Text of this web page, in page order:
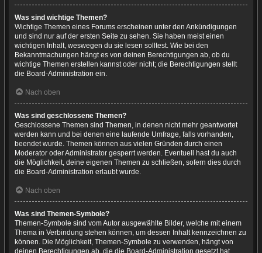
Was sind wichtige Themen?
Wichtige Themen eines Forums erscheinen unter den Ankündigungen
und sind nur auf der ersten Seite zu sehen. Sie haben meist einen
wichtigen Inhalt, weswegen du sie lesen solltest. Wie bei den
Bekanntmachungen hängt es von deinen Berechtigungen ab, ob du
wichtige Themen erstellen kannst oder nicht; die Berechtigungen stellt
die Board-Administration ein.
Nach oben
Was sind geschlossene Themen?
Geschlossene Themen sind Themen, in denen nicht mehr geantwortet
werden kann und bei denen eine laufende Umfrage, falls vorhanden,
beendet wurde. Themen können aus vielen Gründen durch einen
Moderator oder Administrator gesperrt werden. Eventuell hast du auch
die Möglichkeit, deine eigenen Themen zu schließen, sofern dies durch
die Board-Administration erlaubt wurde.
Nach oben
Was sind Themen-Symbole?
Themen-Symbole sind vom Autor ausgewählte Bilder, welche mit einem
Thema in Verbindung stehen können, um dessen Inhalt kennzeichnen zu
können. Die Möglichkeit, Themen-Symbole zu verwenden, hängt von
deinen Berechtigungen ab, die die Board-Administration gesetzt hat.